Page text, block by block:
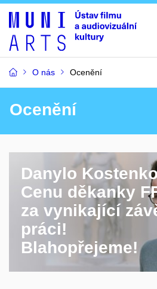
O nás Ocenění
Ocenění
Danylo
Cenu děkanky
za vynikající
práci!
Blahopřejeme!